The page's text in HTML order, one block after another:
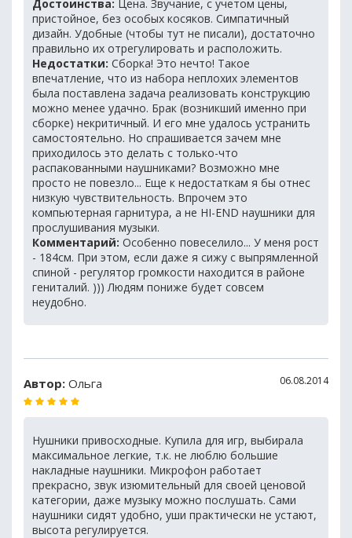
Достоинства: Цена. Звучание, с учетом цены,
пристойное, без особых косяков. Симпатичный
дизайн. Удобные (чтобы тут не писали), достаточно
правильно их отрегулировать и расположить.
Недостатки: Сборка! Это нечто! Такое
впечатление, что из набора неплохих элементов
была поставлена задача реализовать конструкцию
можно менее удачно. Брак (возникший именно при
сборке) некритичный. И его мне удалось устранить
самостоятельно. Но спрашивается зачем мне
приходилось это делать с только-что
распакованными наушниками? Возможно мне
просто не повезло... Еще к недостаткам я бы отнес
низкую чувствительность. Впрочем это
компьютерная гарнитура, а не HI-END наушники для
прослушивания музыки.
Комментарий: Особенно повеселило... У меня рост
- 184см. При этом, если даже я сижу с выпрямленной
спиной - регулятор громкости находится в районе
гениталий. ))) Людям пониже будет совсем
неудобно.
Автор: Ольга 06.08.2014
Нушники привосходные. Купила для игр, выбирала
максимальное легкие, т.к. не люблю большие
накладные наушники. Микрофон работает
прекрасно, звук изюмительный для своей ценовой
категории, даже музыку можно послушать. Сами
наушники сидят удобно, уши практически не устают,
высота регулируется.